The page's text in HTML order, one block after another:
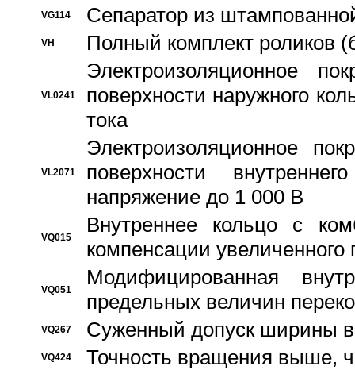
VG114 Сепаратор из
VH Полный комплект роликов
VL0241
Электроизоляционное
поверхности наружного
тока
VL2071
Электроизоляционное
поверхности
напряжение до 1 000 В
VQ015
Bнутреннее кольцо с
компенсации увеличенного
VQ051
Модифицированная
предельных величин
VQ267 Суженный допуск ширины
VQ424 Точность вращения выше,